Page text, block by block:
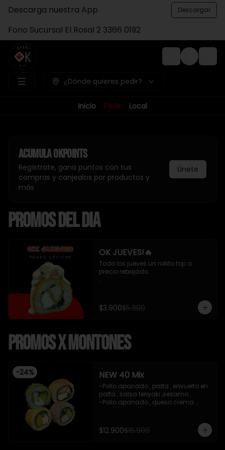
Descarga nuestra App Descargar
Fono Sucursal El Rosal 2 3366 0192
Login
¿Dónde quieres pedir?
Inicio Pedir Local
AcumulaOkpoints
Regístrate, gana puntos con tus
compras y canjealos por productos y
más
Únete
PROMOS DEL DIA
OK JUEVES!🔥
Todo los jueves un rollito top a
precio rebajado.
cubierto de ceviche mixto y salsa
acevichada 8 piezas , incluye 1
*Incluye 1 salsa de soya*
$3.900$5.900
Promos x Montones
-24% NEW 40 Mix
-Pollo apanado , palta , envuelto en
palta , salsa teriyaki ,sesamo ,
-Pollo apanado , queso crema
apanado en panko .
-Kanikama , palta , cebollin ,
$12.900$16.900